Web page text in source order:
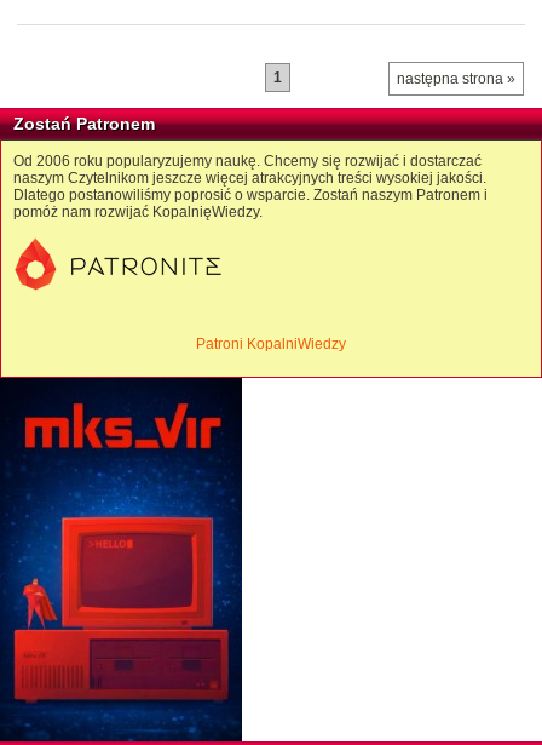
następna strona »
1
Zostań Patronem
Od 2006 roku popularyzujemy naukę. Chcemy się rozwijać i dostarczać
naszym Czytelnikom jeszcze więcej atrakcyjnych treści wysokiej jakości.
Dlatego postanowiliśmy poprosić o wsparcie. Zostań naszym Patronem i
pomóż nam rozwijać KopalnięWiedzy.
Patroni KopalniWiedzy